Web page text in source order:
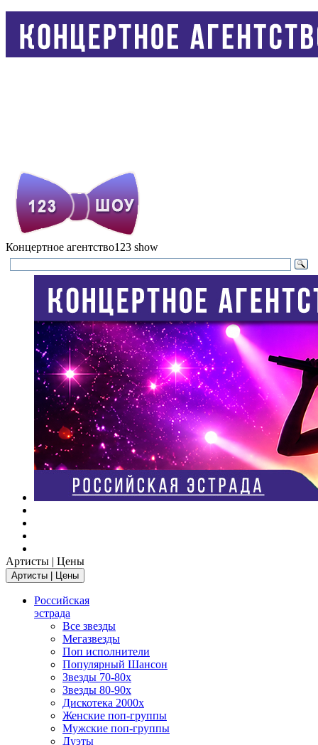
Концертное агентство123 show
Артисты | Цены
Артисты | Цены
Российская
эстрада
Все звезды
Мегазвезды
Поп исполнители
Популярный Шансон
Звезды 70-80х
Звезды 80-90х
Дискотека 2000х
Женские поп-группы
Мужские поп-группы
Дуэты